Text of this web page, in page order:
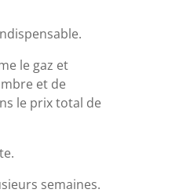
le gaz et
et de
le prix total de
semaines.